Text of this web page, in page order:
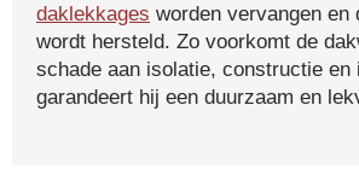
daklekkages worden vervangen en
wordt hersteld. Zo voorkomt de
schade aan isolatie, constructie en
garandeert hij een duurzaam en